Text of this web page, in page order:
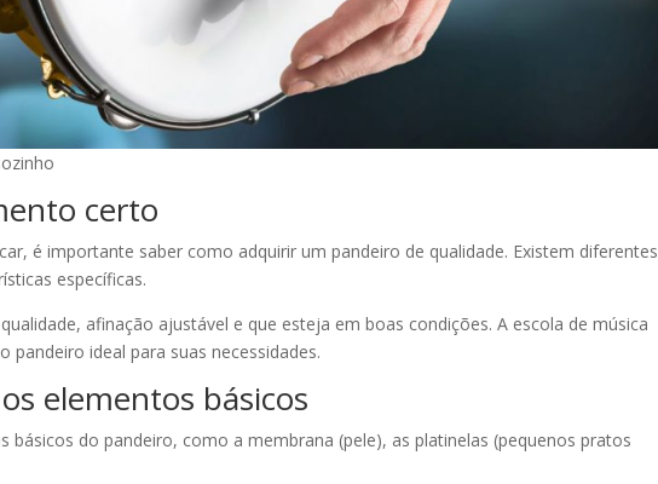
certo
é importante saber como adquirir um pandeiro de qualidade. Existem diferentes
específicas.
afinação ajustável e que esteja em boas condições. A escola de música
ideal para suas necessidades.
elementos básicos
básicos do pandeiro, como a membrana (pele), as platinelas (pequenos pratos